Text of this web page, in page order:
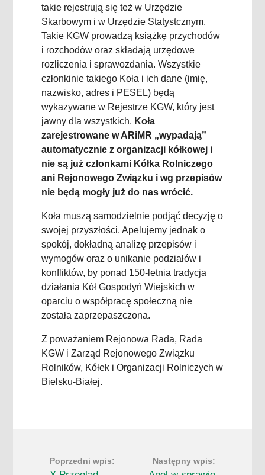
takie rejestrują się też w Urzędzie
Skarbowym i w Urzędzie Statystcznym.
Takie KGW prowadzą książkę przychodów
i rozchodów oraz składają urzędowe
rozliczenia i sprawozdania. Wszystkie
członkinie takiego Koła i ich dane (imię,
nazwisko, adres i PESEL) będą
wykazywane w Rejestrze KGW, który jest
jawny dla wszystkich. Koła
zarejestrowane w ARiMR „wypadają”
automatycznie z organizacji kółkowej i
nie są już członkami Kółka Rolniczego
ani Rejonowego Związku i wg przepisów
nie będą mogły już do nas wrócić.
Koła muszą samodzielnie podjąć decyzję o
swojej przyszłości. Apelujemy jednak o
spokój, dokładną analizę przepisów i
wymogów oraz o unikanie podziałów i
konfliktów, by ponad 150-letnia tradycja
działania Kół Gospodyń Wiejskich w
oparciu o współpracę społeczną nie
została zaprzepaszczona.
Z poważaniem Rejonowa Rada, Rada
KGW i Zarząd Rejonowego Związku
Rolników, Kółek i Organizacji Rolniczych w
Bielsku-Białej.